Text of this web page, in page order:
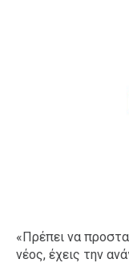
«Πρέπει να
νέος, έχεις την